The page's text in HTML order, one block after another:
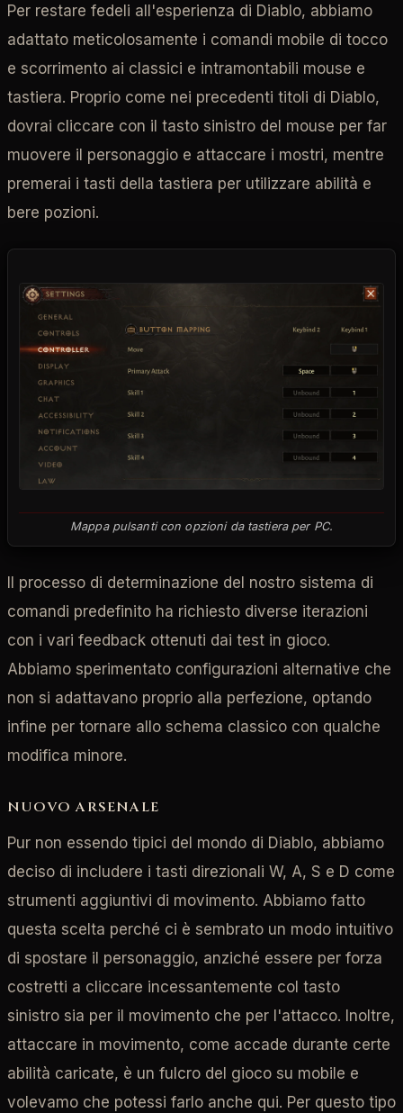
Per restare fedeli all'esperienza di Diablo, abbiamo
adattato meticolosamente i comandi mobile di tocco
e scorrimento ai classici e intramontabili mouse e
tastiera. Proprio come nei precedenti titoli di Diablo,
dovrai cliccare con il tasto sinistro del mouse per far
muovere il personaggio e attaccare i mostri, mentre
premerai i tasti della tastiera per utilizzare abilità e
bere pozioni.
Mappa pulsanti con opzioni da tastiera per PC.
Il processo di determinazione del nostro sistema di
comandi predefinito ha richiesto diverse iterazioni
con i vari feedback ottenuti dai test in gioco.
Abbiamo sperimentato configurazioni alternative che
non si adattavano proprio alla perfezione, optando
infine per tornare allo schema classico con qualche
modifica minore.
NUOVO ARSENALE
Pur non essendo tipici del mondo di Diablo, abbiamo
deciso di includere i tasti direzionali W, A, S e D come
strumenti aggiuntivi di movimento. Abbiamo fatto
questa scelta perché ci è sembrato un modo intuitivo
di spostare il personaggio, anziché essere per forza
costretti a cliccare incessantemente col tasto
sinistro sia per il movimento che per l'attacco. Inoltre,
attaccare in movimento, come accade durante certe
abilità caricate, è un fulcro del gioco su mobile e
volevamo che potessi farlo anche qui. Per questo tipo